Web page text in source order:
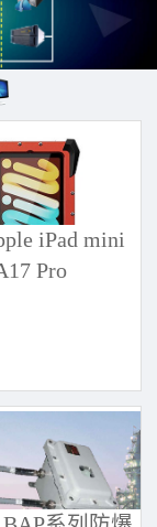
iPad mini
Pro